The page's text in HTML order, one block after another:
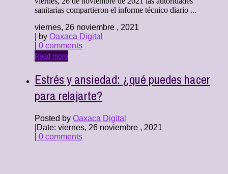
sanitarias compartieron el informe técnico diario ...
viernes, 26 noviembre , 2021
| by Oaxaca Digital
0 comments
Read more
Estrés y ansiedad: ¿qué puedes hacer
para relajarte?
Posted by Oaxaca Digital
Date: viernes, 26 noviembre , 2021
0 comments